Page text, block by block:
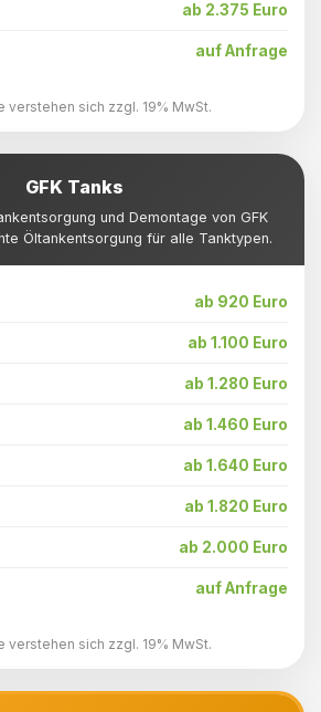
ab 2.375 Euro
auf Anfrage
verstehen sich zzgl. 19% MwSt.
GFK Tanks
und Demontage von GFK
Öltankentsorgung für alle Tanktypen.
ab 920 Euro
ab 1.100 Euro
ab 1.280 Euro
ab 1.460 Euro
ab 1.640 Euro
ab 1.820 Euro
ab 2.000 Euro
auf Anfrage
verstehen sich zzgl. 19% MwSt.